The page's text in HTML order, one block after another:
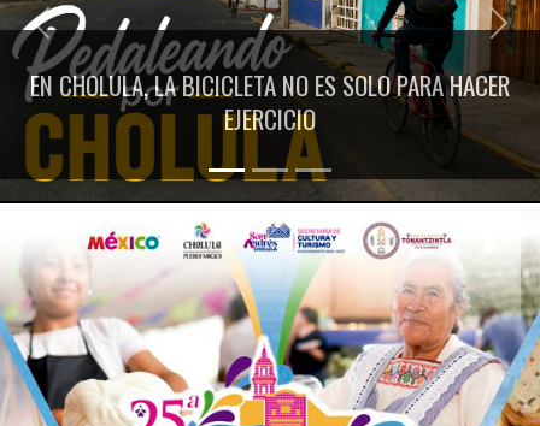
EN CHOLULA, LA BICICLETA NO ES SOLO PARA HACER
EJERCICIO
Previous Next